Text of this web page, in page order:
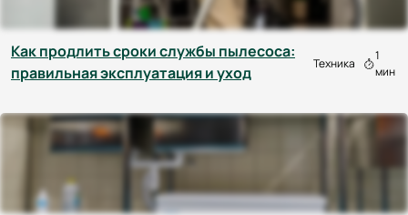
Как продлить сроки службы пылесоса:
правильная эксплуатация и уход
Техника
1
мин